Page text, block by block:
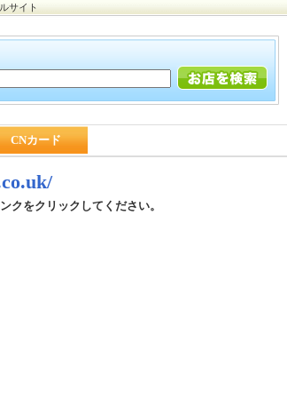
サイト
CNカード
クをクリックしてください。